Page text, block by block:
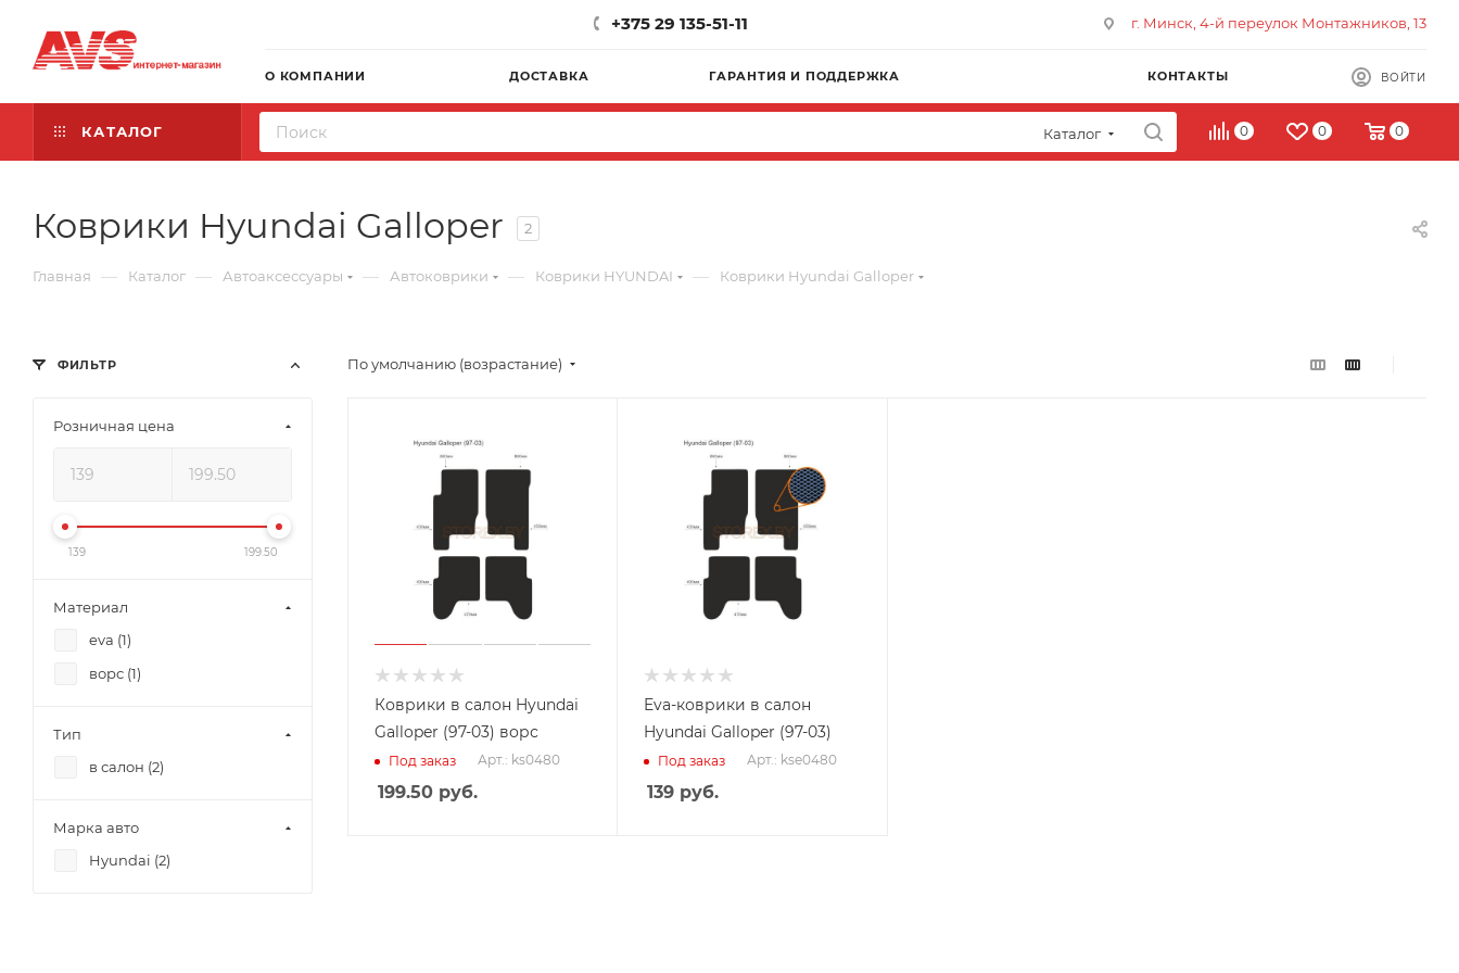
+375 29 135-51-11 г. Минск, 4-й переулок Монтажников, 13
О КОМПАНИИ ДОСТАВКА ГАРАНТИЯ И ПОДДЕРЖКА КОНТАКТЫ ВОЙТИ
КАТАЛОГ Каталог 0 0 0
Коврики Hyundai Galloper 2
Главная — Каталог — Автоаксессуары — Автоковрики — Коврики HYUNDAI — Коврики Hyundai Galloper
По умолчанию (возрастание)
Коврики в салон Hyundai
Galloper (97-03) ворс
Под заказ Арт.: ks0480
199.50 руб.
Eva-коврики в салон
Hyundai Galloper (97-03)
Под заказ Арт.: kse0480
139 руб.
ФИЛЬТР
Розничная цена
139 199.50
Материал
eva (1)
ворс (1)
Тип
в салон (2)
Марка авто
Hyundai (2)